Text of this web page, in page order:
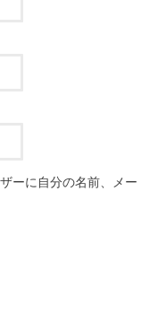
ーに自分の名前、メー